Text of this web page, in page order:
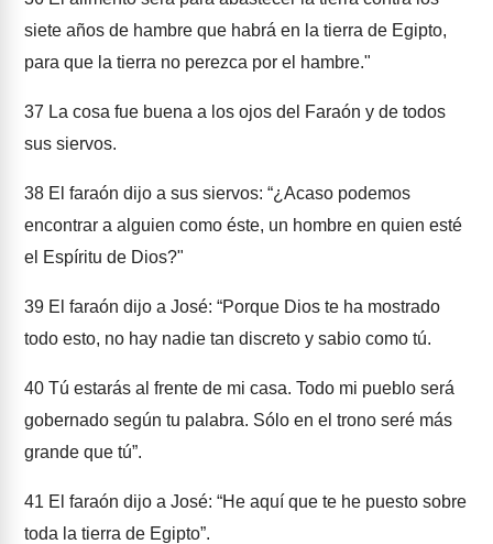
siete años de hambre que habrá en la tierra de Egipto,
para que la tierra no perezca por el hambre."
37 La cosa fue buena a los ojos del Faraón y de todos
sus siervos.
38 El faraón dijo a sus siervos: “¿Acaso podemos
encontrar a alguien como éste, un hombre en quien esté
el Espíritu de Dios?"
39 El faraón dijo a José: “Porque Dios te ha mostrado
todo esto, no hay nadie tan discreto y sabio como tú.
40 Tú estarás al frente de mi casa. Todo mi pueblo será
gobernado según tu palabra. Sólo en el trono seré más
grande que tú”.
41 El faraón dijo a José: “He aquí que te he puesto sobre
toda la tierra de Egipto”.